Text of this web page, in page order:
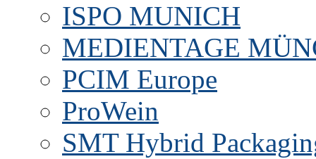
ISPO MUNICH
MEDIENTAGE
PCIM Europe
ProWein
SMT Hybrid